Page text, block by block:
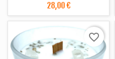
28,00 €
favorite_border